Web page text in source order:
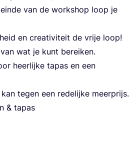
van de work­shop loop je
en cre­a­ti­vi­teit de vrije loop!
wat je kunt bereiken.
heer­lij­ke tap­as en een
tegen een rede­lij­ke meerprijs.
& tapas